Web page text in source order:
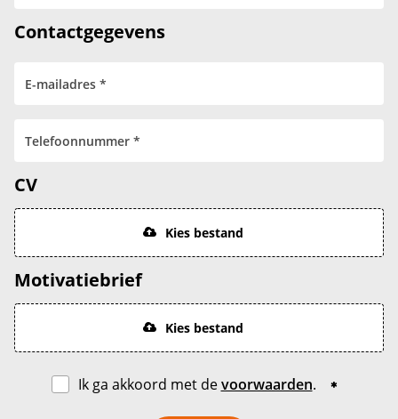
Contactgegevens
CV
Kies bestand
Motivatiebrief
Kies bestand
Ik ga akkoord met devoorwaarden.